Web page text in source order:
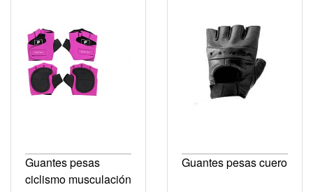
Guantes pesas
ciclismo musculación
Guantes pesas cuero